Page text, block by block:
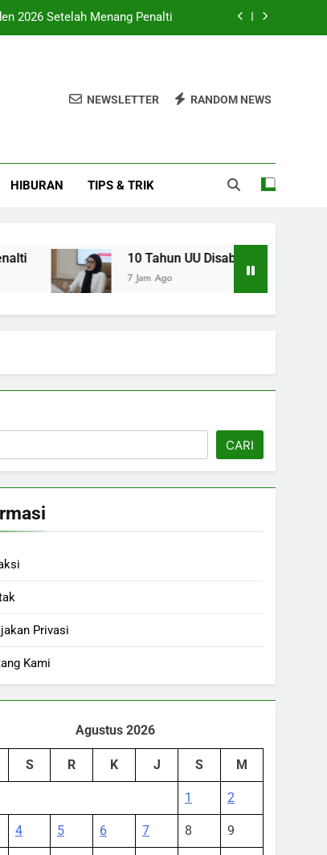
2026 Setelah Menang Penalti
Ekspansi ke Amerika Latin
Budaya Membaca Terus Ada
pada Hasil, Bukan Regulasi
NEWSLETTER RANDOM NEWS
HIBURAN TIPS & TRIK
10 Tahun UU Disabilitas: Fokus pada Hasil,
7 Jam Ago
CARI
Privasi
Kami
Agustus 2026
S R K J S M
1 2
4 5 6 7 8 9